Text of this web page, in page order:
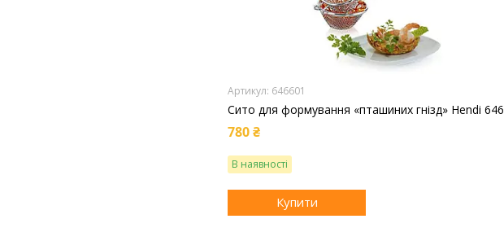
646601
Сито для формування «пташиних гнізд» Hendi
780 ₴
В наявності
Купити